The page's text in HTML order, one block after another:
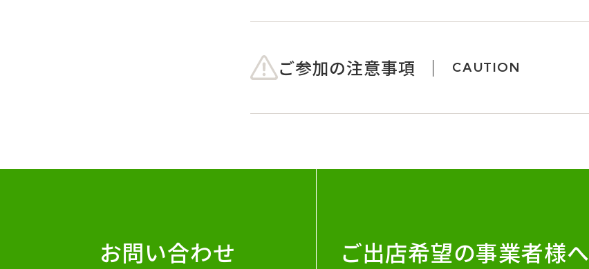
ご参加の注意事項 CAUTION
お問い合わせ ご出店希望の事業者様へ